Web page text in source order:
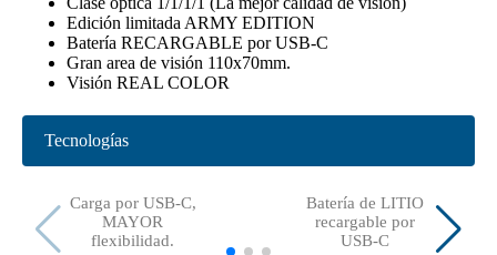
Edición limitada ARMY EDITION
Batería RECARGABLE por USB-C
Gran area de visión 110x70mm.
Visión REAL COLOR
Tecnologías
Carga por USB-C,
MAYOR
flexibilidad.
Batería de LITIO
recargable por
USB-C